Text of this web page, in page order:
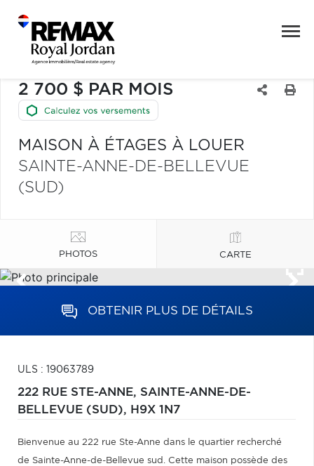
2 700 $ PAR MOIS
MAISON À ÉTAGES À LOUER
SAINTE-ANNE-DE-BELLEVUE
(SUD)
PHOTOS CARTE
OBTENIR PLUS DE DÉTAILS
ULS : 19063789
222 RUE STE-ANNE, SAINTE-ANNE-DE-
BELLEVUE (SUD), H9X 1N7
Bienvenue au 222 rue Ste-Anne dans le quartier recherché
de Sainte-Anne-de-Bellevue sud. Cette maison possède des